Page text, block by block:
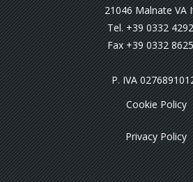
21046 Malnate VA
Tel. +39 0332
Fax +39 0332
P. IVA
Cookie Policy
Privacy Policy